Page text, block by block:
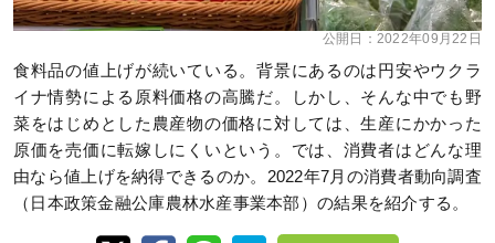
公開日： 2022年09月22日
食料品の値上げが続いている。背景にあるのは円安やウクラ
イナ情勢による原料価格の高騰だ。しかし、そんな中でも野
菜をはじめとした農産物の価格に対しては、生産にかかった
原価を売価に転嫁しにくいという。では、消費者はどんな理
由なら値上げを納得できるのか。2022年7月の消費者動向調査
（日本政策金融公庫農林水産事業本部）の結果を紹介する。